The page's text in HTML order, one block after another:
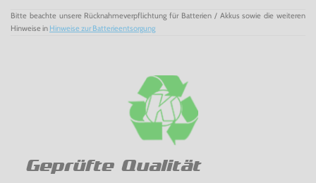
Bitte beachte unsere Rücknahmeverpflichtung für Batterien / Akkus sowie die weiteren
Hinweise in Hinweise zur Batterieentsorgung
Geprüfte Qualität